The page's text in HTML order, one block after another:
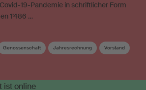
19-Pandemie in schriftlicher Form
1’486 …
Genossenschaft Jahresrechnung Vorstand